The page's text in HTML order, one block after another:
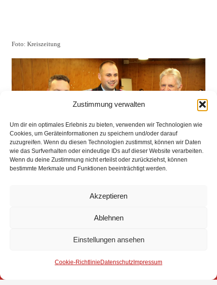
Zustimmung verwalten
Um dir ein optimales Erlebnis zu bieten, verwenden wir Technologien wie
Cookies, um Geräteinformationen zu speichern und/oder darauf
zuzugreifen. Wenn du diesen Technologien zustimmst, können wir Daten
wie das Surfverhalten oder eindeutige IDs auf dieser Website verarbeiten.
Wenn du deine Zustimmung nicht erteilst oder zurückziehst, können
bestimmte Merkmale und Funktionen beeinträchtigt werden.
Akzeptieren
Ablehnen
Einstellungen ansehen
Cookie-Richtlinie Datenschutz Impressum
Foto: Kreiszeitung
Impressum